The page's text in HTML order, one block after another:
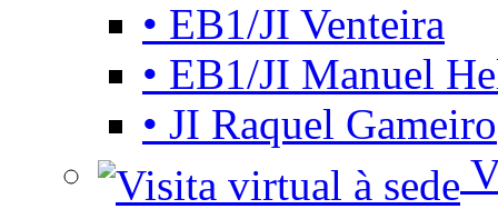
• EB1/JI Venteira
• EB1/JI Manuel
• JI Raquel Gameiro